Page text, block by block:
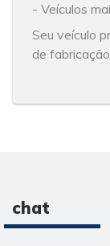
- Veículos
Seu veículo
de fabricação
chat